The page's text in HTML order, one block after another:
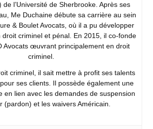
de l’Université de Sherbrooke. Après ses
Me Duchaine débute sa carrière au sein
& Boulet Avocats, où il a pu développer
criminel et pénal. En 2015, il co-fonde
Avocats œuvrant principalement en droit
criminel.
criminel, il sait mettre à profit ses talents
ses clients. Il possède également une
en lien avec les demandes de suspension
(pardon) et les waivers Américain.